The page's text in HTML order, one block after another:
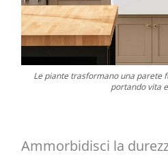
Le piante trasformano una parete
portando vita
Ammorbidisci la